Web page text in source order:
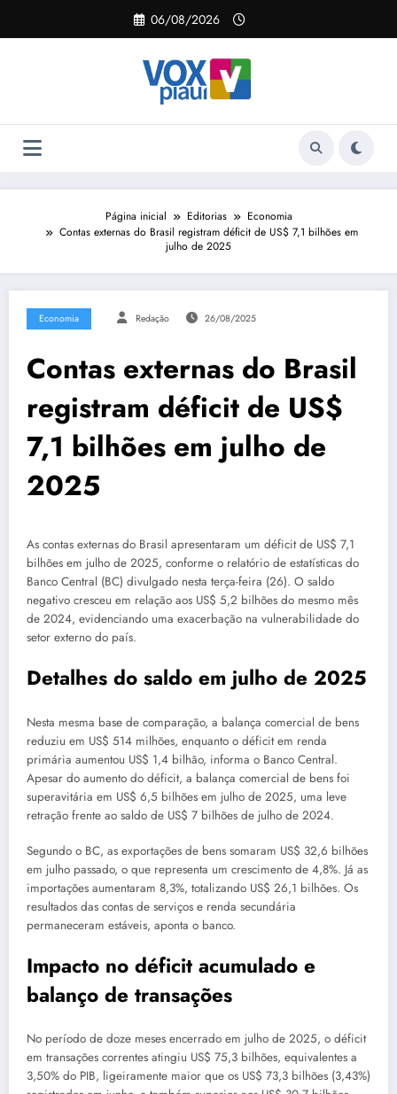
o
06/08/2026
Página inicial Editorias
Economia
Contas externas do Brasil registram déficit de US$ 7,1 bilhões em
julho de 2025
Economia Redação 26/08/2025
Contas externas do Brasil
registram déficit de US$
7,1 bilhões em julho de
2025
As contas externas do Brasil apresentaram um déficit de US$ 7,1
bilhões em julho de 2025, conforme o relatório de estatísticas do
Banco Central (BC) divulgado nesta terça-feira (26). O saldo
negativo cresceu em relação aos US$ 5,2 bilhões do mesmo mês
de 2024, evidenciando uma exacerbação na vulnerabilidade do
setor externo do país.
Detalhes do saldo em julho de 2025
Nesta mesma base de comparação, a balança comercial de bens
reduziu em US$ 514 milhões, enquanto o déficit em renda
primária aumentou US$ 1,4 bilhão, informa o Banco Central.
Apesar do aumento do déficit, a balança comercial de bens foi
superavitária em US$ 6,5 bilhões em julho de 2025, uma leve
retração frente ao saldo de US$ 7 bilhões de julho de 2024.
Segundo o BC, as exportações de bens somaram US$ 32,6 bilhões
em julho passado, o que representa um crescimento de 4,8%. Já as
importações aumentaram 8,3%, totalizando US$ 26,1 bilhões. Os
resultados das contas de serviços e renda secundária
permaneceram estáveis, aponta o banco.
Impacto no déficit acumulado e
balanço de transações
No período de doze meses encerrado em julho de 2025, o déficit
em transações correntes atingiu US$ 75,3 bilhões, equivalentes a
3,50% do PIB, ligeiramente maior que os US$ 73,3 bilhões (3,43%)